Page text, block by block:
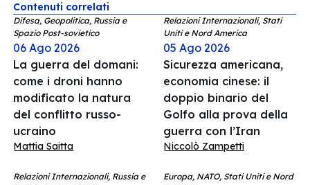
Contenuti correlati
Difesa, Geopolitica, Russia e
Spazio Post-sovietico
06 Ago 2026
La guerra del domani:
come i droni hanno
modificato la natura
del conflitto russo-
ucraino
Mattia Saitta
Relazioni Internazionali, Stati
Uniti e Nord America
05 Ago 2026
Sicurezza americana,
economia cinese: il
doppio binario del
Golfo alla prova della
guerra con l’Iran
Niccolò Zampetti
Relazioni Internazionali, Russia e
Europa, NATO, Stati Uniti e Nord